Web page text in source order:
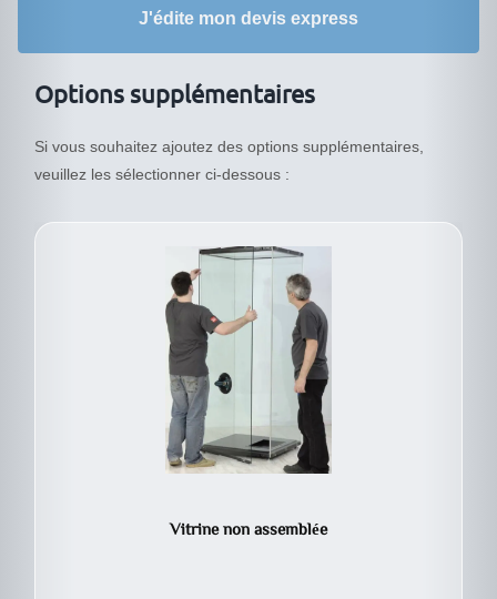
d′exposition
Vitrine
5242VA
J'édite mon devis express
Options supplémentaires
Si vous souhaitez ajoutez des options supplémentaires,
veuillez les sélectionner ci-dessous :
Vitrine non assemblée